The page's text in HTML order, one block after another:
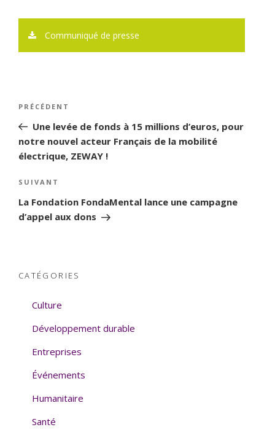
Communiqué de presse
Navigation
l’article
Article
précédent
PRÉCÉDENT
Une levée de fonds à 15 millions d’euros, pour
notre nouvel acteur Français de la mobilité
électrique, ZEWAY !
Article
suivant
SUIVANT
La Fondation FondaMental lance une campagne
d’appel aux dons
CATÉGORIES
Culture
Développement durable
Entreprises
Événements
Humanitaire
Santé